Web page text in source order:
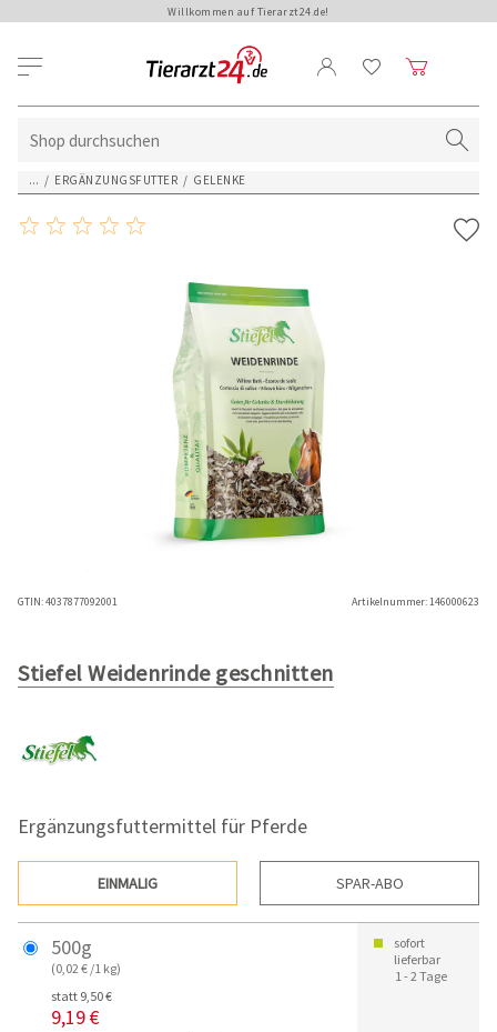
Willkommen auf Tierarzt24.de!
... / ERGÄNZUNGSFUTTER / GELENKE
GTIN:4037877092001 Artikelnummer:146000623
Stiefel Weidenrinde geschnitten
Ergänzungsfuttermittel für Pferde
EINMALIG SPAR-ABO
500g
(0,02 € /1 kg)
statt 9,50 €
9,19 €
sofort
lieferbar
1 - 2 Tage